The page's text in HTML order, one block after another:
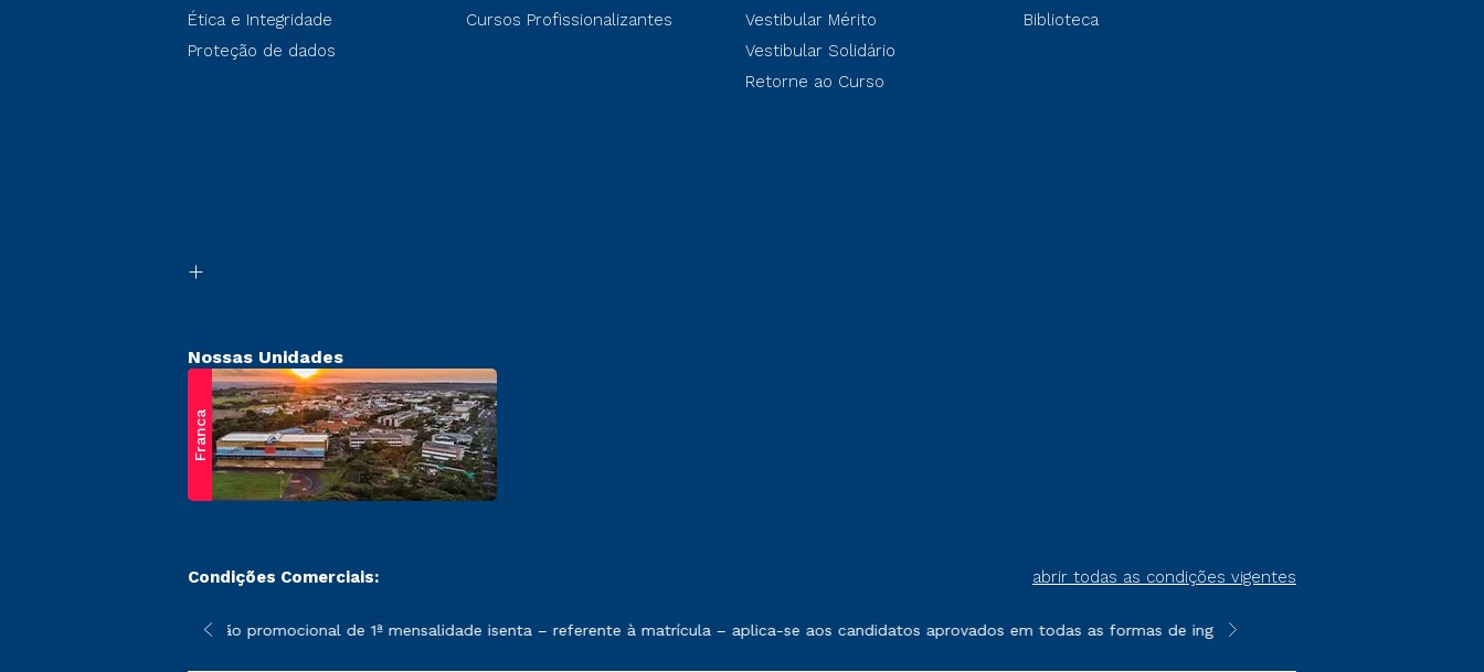
Ética e Integridade
Proteção de dados
Cursos Profissionalizantes
Vestibular Mérito
Vestibular Solidário
Retorne ao Curso
Biblioteca
Nossas Unidades
Franca
Condições Comerciais: abrir todas as condições vigentes
sofrer alterações nos períodos de rematrícula conforme exposto no contrato de prestação de serviços
*A condição promocional de 1ª mensalidade isenta – referente à matrícula – aplica-se aos candidatos aprovados em todas as formas de ingresso, exceto na prova on-line ou
**Semipresencial é um formato do